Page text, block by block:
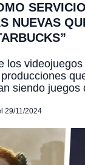
NUEVAS
los
siendo juegos
sobre
ha
sobre por […]
29/11/2024